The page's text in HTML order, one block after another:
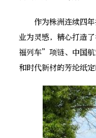
作为株洲连续四年
业为灵感，精心打造
福列车”项链、中国航
和时代新材的芳纶纸定